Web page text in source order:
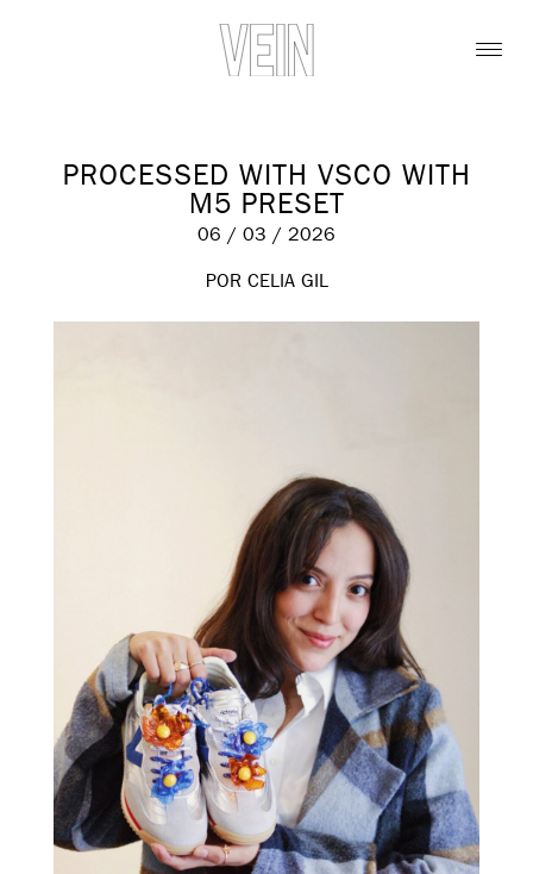
PROCESSED WITH VSCO WITH
M5 PRESET
06 / 03 / 2026
POR CELIA GIL